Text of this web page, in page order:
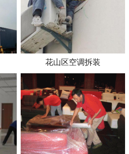
花山区空调拆装